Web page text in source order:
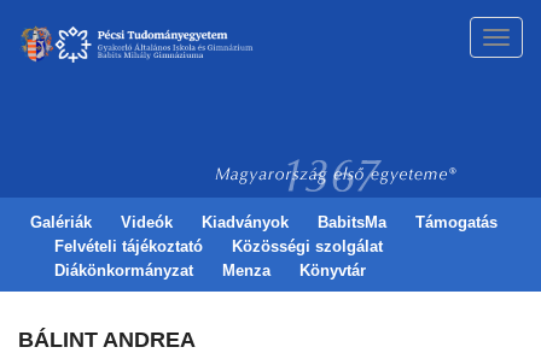
Galériák Videók Kiadványok BabitsMa
Támogatás
Felvételi tájékoztató
Közösségi szolgálat
Diákönkormányzat
Menza Könyvtár
BÁLINT ANDREA